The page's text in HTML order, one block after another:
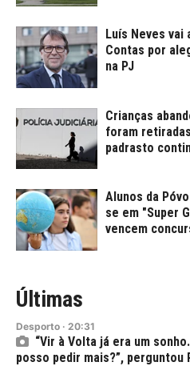
Luís Neves vai
Contas por
na PJ
Crianças
foram
padrasto
Alunos da
se em "Super
vencem
Últimas
Desporto · 20:31
“Vir à Volta já era um
posso pedir mais?”, perguntou